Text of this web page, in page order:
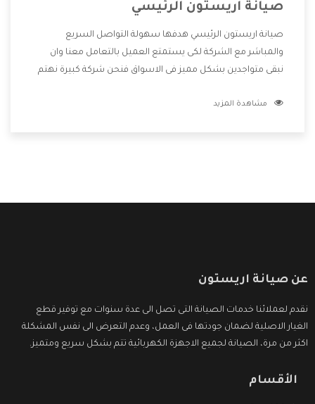
صيانة اريستون الرئيسي
صيانة اريستون الرئيسي هدفها سهولة التواصل السريع
والمباشر مع الشركة لكى يستمتع العميل بالتعامل معنا وان
نبقى متواجدين بشكل مميز فى الاسواق فنحن شركة كبيرة نهتم
الشركة بها والتى تكون منها خدمة الصيانة التى تكون من أهم
مشاهدة المزيد
عن صيانة اريستون
نقدم لعملائنا خدمات الصيانة التى تصل الى عدة سنوات مع توفير قطع
الغيار الاصلية لضمان جودتها فى العمل، وعدم التعرض الى نفس المشكلة
اكثر من مرة، الصيانة لجميع الاجهزة الكهربائية تتم بشكل سريع ومتميز.
الأقسام